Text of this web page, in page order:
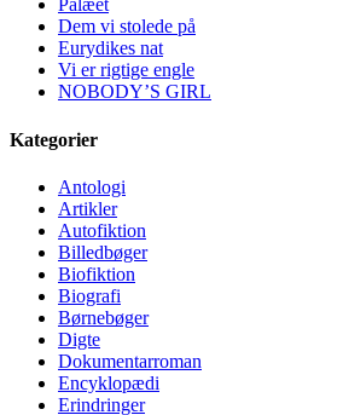
Palæet
Dem vi stolede på
Eurydikes nat
Vi er rigtige engle
NOBODY’S GIRL
Kategorier
Antologi
Artikler
Autofiktion
Billedbøger
Biofiktion
Biografi
Børnebøger
Digte
Dokumentarroman
Encyklopædi
Erindringer